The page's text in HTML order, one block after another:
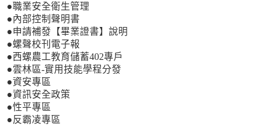
●職業安全衛生管理
●內部控制聲明書
●申請補發【畢業證書】說明
●螺聲校刊電子報
●西螺農工教育儲蓄402專戶
●雲林區-實用技能學程分發
●資安專區
●資訊安全政策
●性平專區
●反霸凌專區